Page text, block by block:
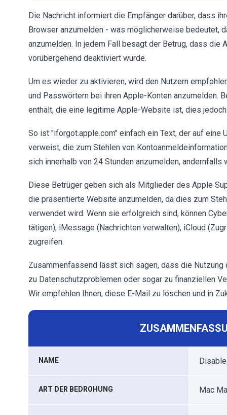
Die Nachricht informiert die Empfänger darüber, dass
Browser anzumelden - was möglicherweise bedeutet,
anzumelden. In jedem Fall besagt der Betrug, dass
vorübergehend deaktiviert wurde.
Um es wieder zu aktivieren, wird den Nutzern
und Passwörtern bei ihren Apple-Konten anzumelden.
enthält, die eine legitime Apple-Website ist, dies
So ist "iforgot.apple.com" einfach ein Text, der auf
verweist, die zum Stehlen von
sich innerhalb von 24 Stunden anzumelden,
Diese Betrüger geben sich als Mitglieder des Apple
die präsentierte Website anzumelden, da dies zum
verwendet wird. Wenn sie erfolgreich sind, können
tätigen), iMessage (Nachrichten verwalten), iCloud
zugreifen.
Zusammenfassend lässt sich sagen, dass die
zu Datenschutzproblemen oder sogar zu finanziellen
Wir empfehlen Ihnen, diese E-Mail zu löschen und in
NAME
ART DER BEDROHUNG Mac